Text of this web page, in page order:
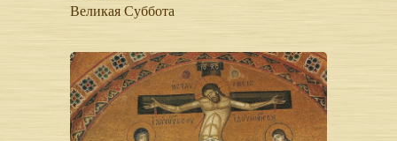
Великая Суббота